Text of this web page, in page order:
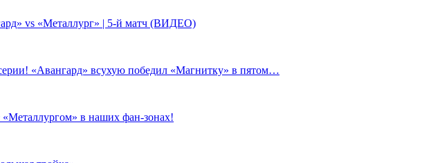
vs «Металлург» | 5-й матч (ВИДЕО)
«Авангард» всухую победил «Магнитку» в пятом…
в наших фан-зонах!